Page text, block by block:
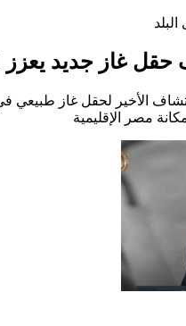
غاز جديد يعزز
الأخير لحقل غاز
مصر الإقليمية